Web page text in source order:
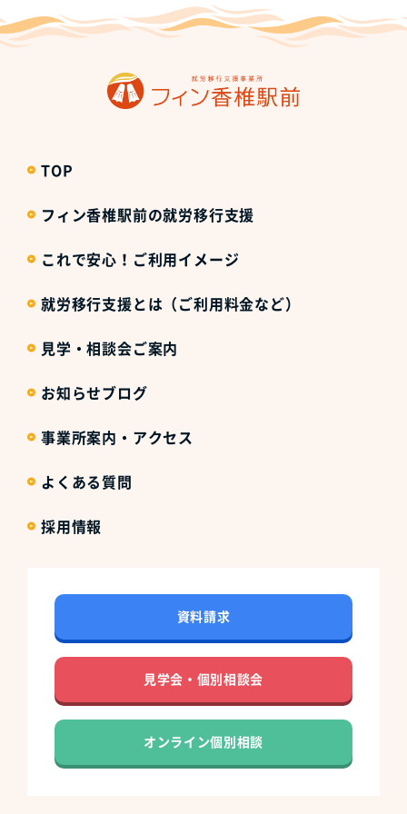
TOP
フィン香椎駅前の就労移行支援
これで安心！ご利用イメージ
就労移行支援とは（ご利用料金など）
見学・相談会ご案内
お知らせブログ
事業所案内・アクセス
よくある質問
採用情報
資料請求
見学会・個別相談会
オンライン個別相談